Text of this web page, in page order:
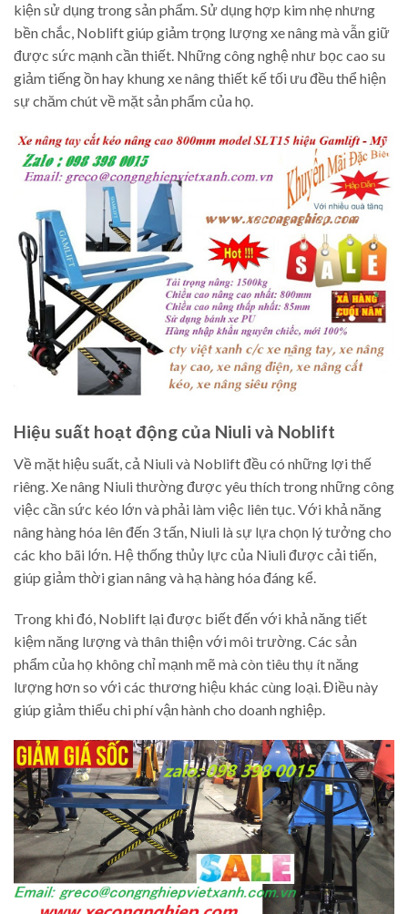
kiện sử dụng trong sản phẩm. Sử dụng hợp kim nhẹ nhưng
bền chắc, Noblift giúp giảm trọng lượng xe nâng mà vẫn giữ
được sức mạnh cần thiết. Những công nghệ như bọc cao su
giảm tiếng ồn hay khung xe nâng thiết kế tối ưu đều thể hiện
sự chăm chút về mặt sản phẩm của họ.
Hiệu suất hoạt động của Niuli và Noblift
Về mặt hiệu suất, cả Niuli và Noblift đều có những lợi thế
riêng. Xe nâng Niuli thường được yêu thích trong những công
việc cần sức kéo lớn và phải làm việc liên tục. Với khả năng
nâng hàng hóa lên đến 3 tấn, Niuli là sự lựa chọn lý tưởng cho
các kho bãi lớn. Hệ thống thủy lực của Niuli được cải tiến,
giúp giảm thời gian nâng và hạ hàng hóa đáng kể.
Trong khi đó, Noblift lại được biết đến với khả năng tiết
kiệm năng lượng và thân thiện với môi trường. Các sản
phẩm của họ không chỉ mạnh mẽ mà còn tiêu thụ ít năng
lượng hơn so với các thương hiệu khác cùng loại. Điều này
giúp giảm thiểu chi phí vận hành cho doanh nghiệp.